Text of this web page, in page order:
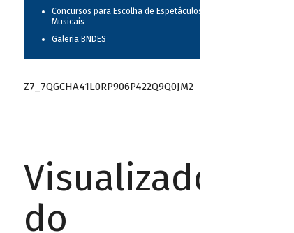
Concursos para Escolha de Espetáculos
Musicais
Galeria BNDES
Z7_7QGCHA41L0RP906P422Q9Q0JM2
Visualizador
do